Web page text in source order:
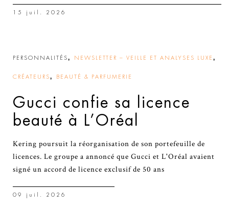
15 juil. 2026
PERSONNALITÉS, NEWSLETTER – VEILLE ET ANALYSES LUXE ,
CRÉATEURS, BEAUTÉ & PARFUMERIE
Gucci confie sa licence
beauté à L’Oréal
Kering poursuit la réorganisation de son portefeuille de
licences. Le groupe a annoncé que Gucci et L'Oréal avaient
signé un accord de licence exclusif de 50 ans
09 juil. 2026